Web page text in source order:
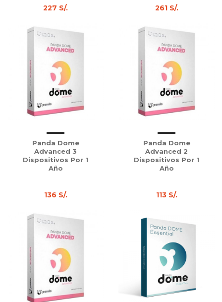
227 S/. 261 S/.
Panda Dome
Advanced 3
Dispositivos Por 1
Año
136 S/.
Panda Dome
Advanced 2
Dispositivos Por 1
Año
113 S/.